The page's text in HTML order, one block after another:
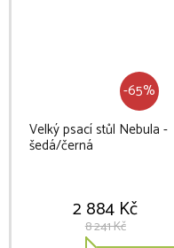
-65%
Velký psací stůl Nebula -
šedá/černá
2 884 Kč
8 241 Kč